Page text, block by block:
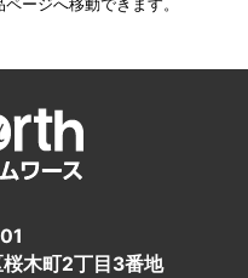
ージへ移動できます。
木町2丁目3番地